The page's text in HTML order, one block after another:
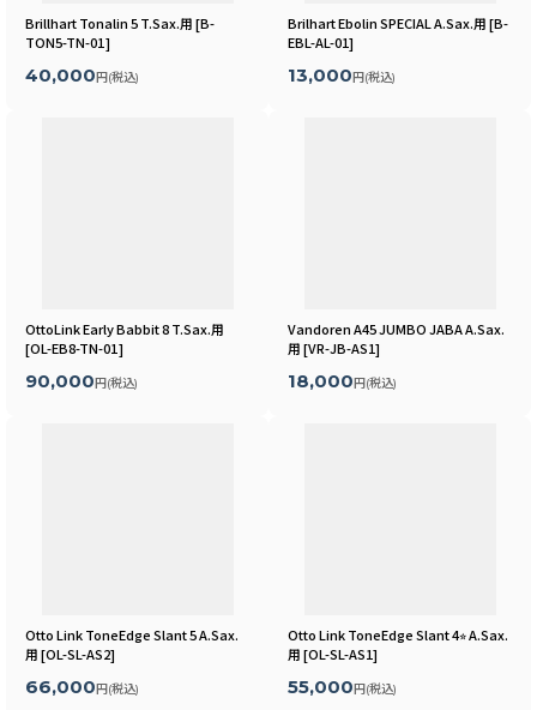
Brillhart Tonalin 5 T.Sax.用[B-
TON5-TN-01]
40,000円(税込)
Brilhart Ebolin SPECIAL A.Sax.用[B-
EBL-AL-01]
13,000円(税込)
OttoLink Early Babbit 8 T.Sax.用
[OL-EB8-TN-01]
90,000円(税込)
Vandoren A45 JUMBO JABA A.Sax.
用[VR-JB-AS1]
18,000円(税込)
Otto Link ToneEdge Slant 5 A.Sax.
用[OL-SL-AS2]
66,000円(税込)
Otto Link ToneEdge Slant 4⭐︎ A.Sax.
用[OL-SL-AS1]
55,000円(税込)